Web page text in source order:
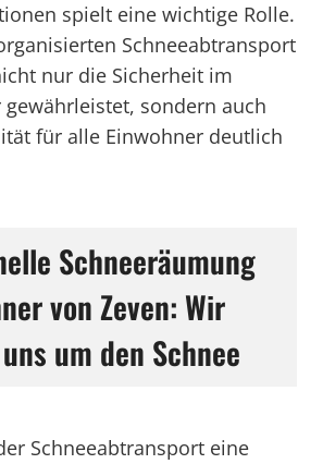
spielt eine wichtige Rolle.
Schneeabtransport
nur die Sicherheit im
gewährleistet, sondern auch
für alle Einwohner deutlich
Schneeräumung
von Zeven: Wir
um den Schnee
Schneeabtransport eine